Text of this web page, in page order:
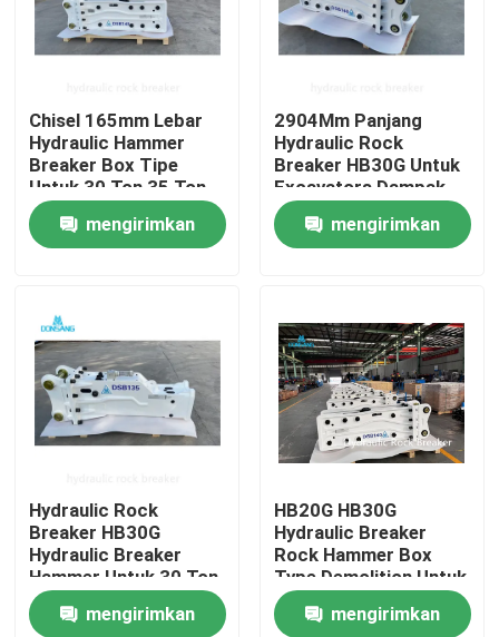
Produk
Tampilan VR
Tur Pabrik
Kontrol kualitas
Chisel 165mm Lebar
Hydraulic Hammer
Breaker Box Tipe
Untuk 30 Ton 35 Ton
40 Ton Excavator
mengirimkan
2904Mm Panjang
Hydraulic Rock
Breaker HB30G Untuk
Excavators Dampak
Kekuatan 5250 J
mengirimkan
Hydraulic Rock
Breaker HB30G
Hydraulic Breaker
Hammer Untuk 30 Ton
40 Ton Excavator
mengirimkan
HB20G HB30G
Hydraulic Breaker
Rock Hammer Box
Type Demolition Untuk
Excavator Cat330
mengirimkan